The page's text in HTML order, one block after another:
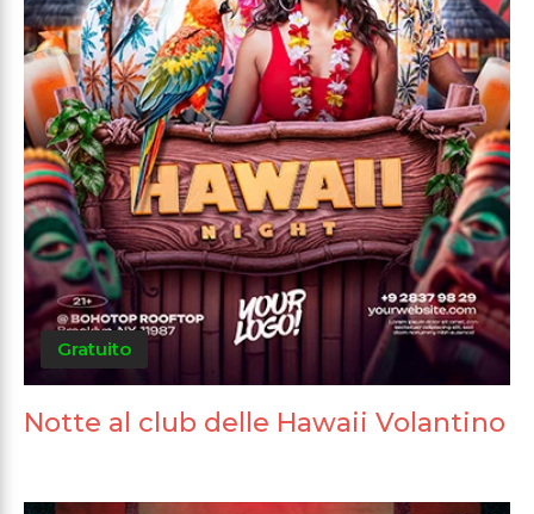
Gratuito
Notte al club delle Hawaii Volantino